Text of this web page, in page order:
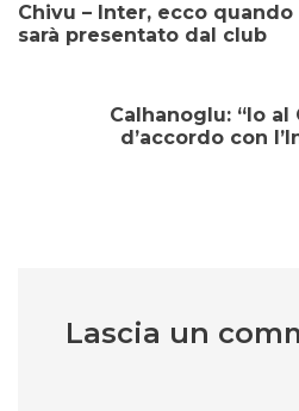
Chivu – Inter, ecco
sarà presentato dal club
Calhanoglu: “Io al
d’accordo con
Lascia un